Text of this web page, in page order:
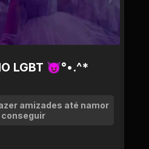
LGBT 😈°•.^*
amizades até namor
conseguir